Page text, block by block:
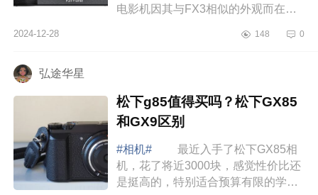
电影机因其与FX3相似的外观而在网
下索尼FX3可以拍照吗？索尼fx3和
2024-12-28 148 0
弘途华星
松下g85值得买吗？松下GX85
和GX9区别
#相机#
最近入手了松下GX85相
机，花了将近3000块，感觉性价比还
是挺高的，特别适合预算有限的学生